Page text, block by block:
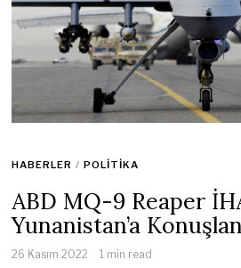
HABERLER / POLITIKA
ABD MQ-9 Reaper
Yunanistan’a
26 Kasım 2022 1 min read